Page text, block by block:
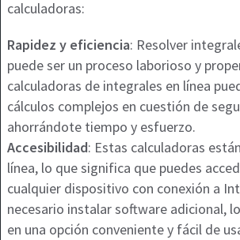
calculadoras:
Rapidez y eficiencia: Resolver
puede ser un proceso laborioso y
calculadoras de integrales en línea
cálculos complejos en cuestión de
ahorrándote tiempo y esfuerzo.
Accesibilidad: Estas calculadoras
línea, lo que significa que puedes
cualquier dispositivo con conexión a
necesario instalar software adicional,
en una opción conveniente y fácil de